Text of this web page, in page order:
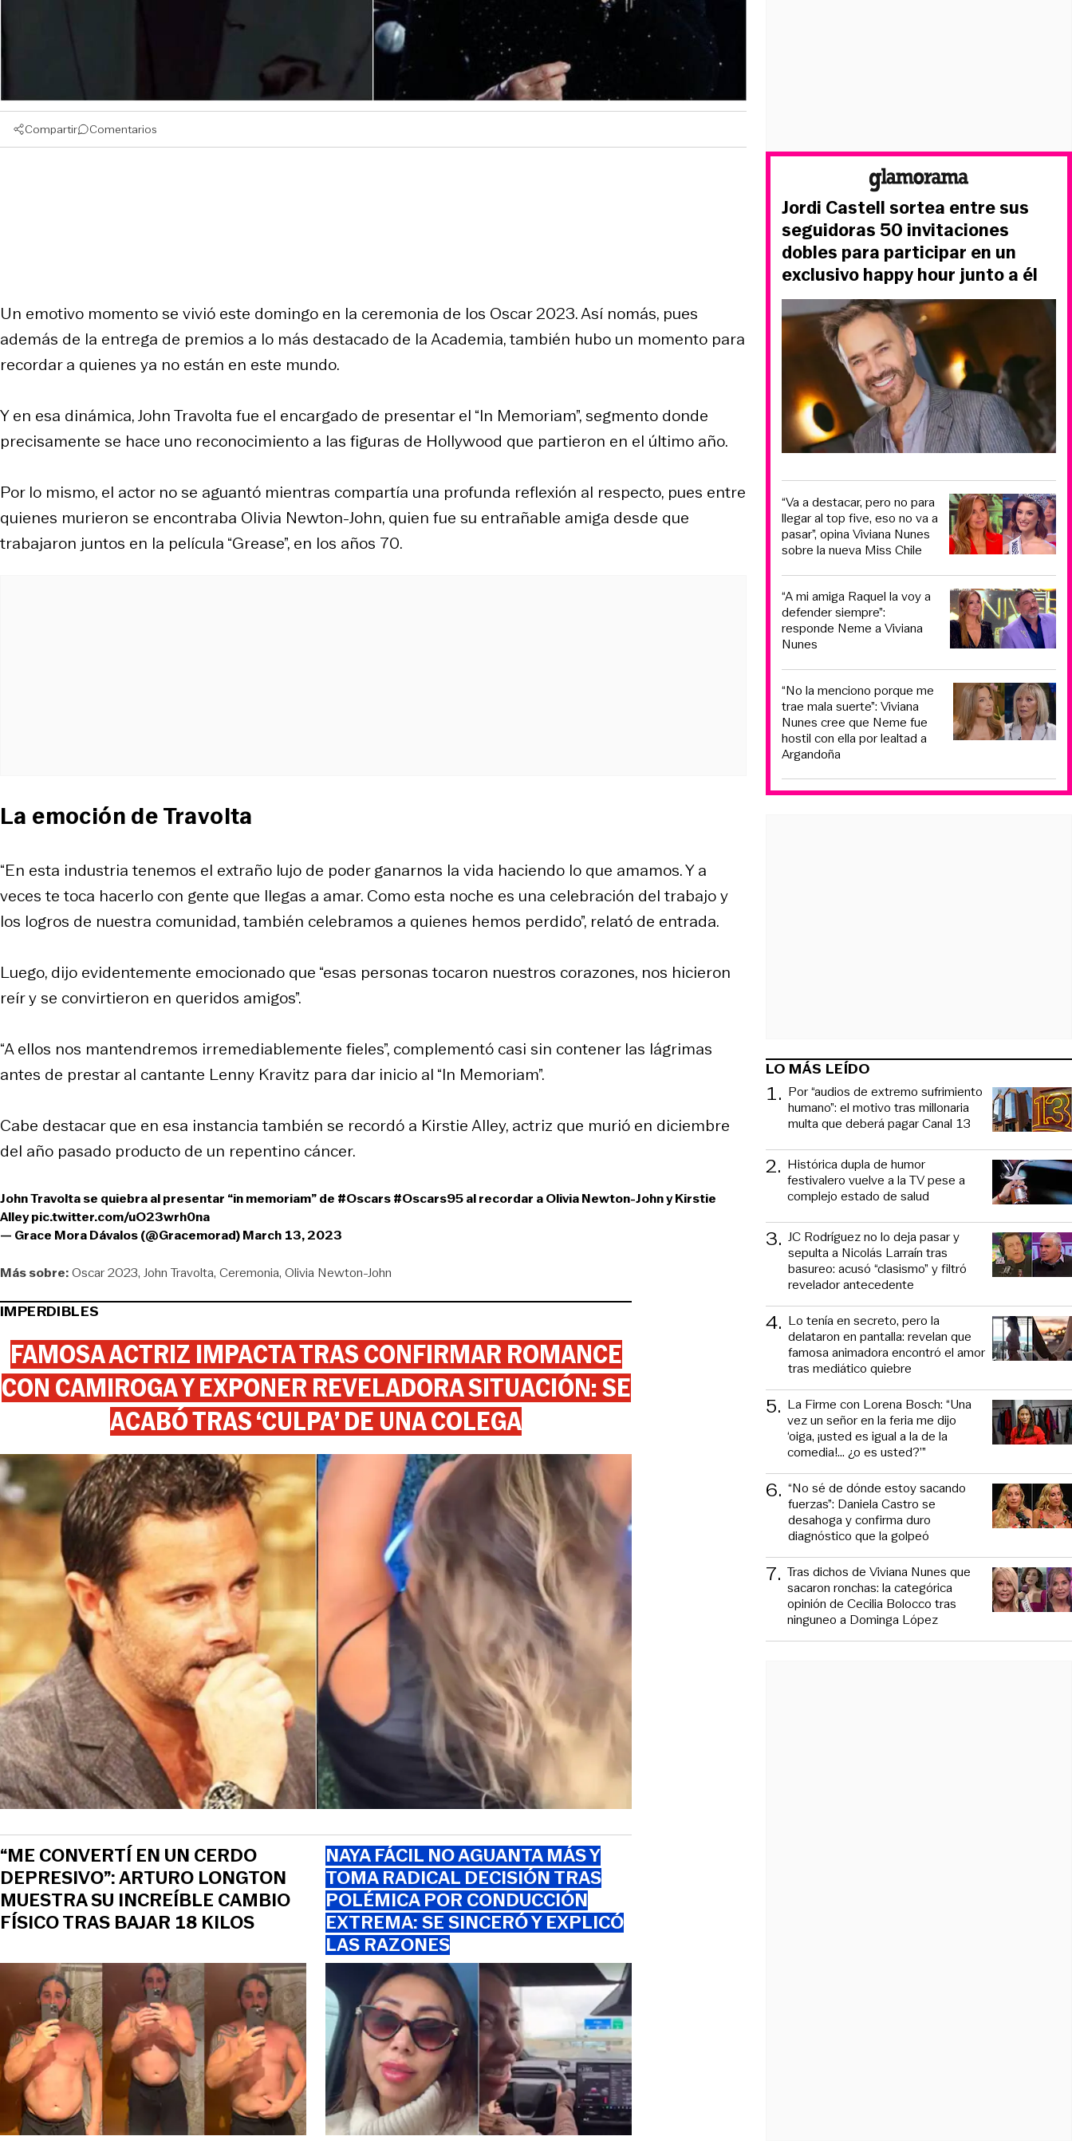
Compartir Comentarios
Un emotivo momento se vivió este domingo en la ceremonia de los Oscar 2023. Así nomás, pues
además de la entrega de premios a lo más destacado de la Academia, también hubo un momento para
recordar a quienes ya no están en este mundo.
Y en esa dinámica, John Travolta fue el encargado de presentar el “In Memoriam”, segmento donde
precisamente se hace uno reconocimiento a las figuras de Hollywood que partieron en el último año.
Por lo mismo, el actor no se aguantó mientras compartía una profunda reflexión al respecto, pues entre
quienes murieron se encontraba Olivia Newton-John, quien fue su entrañable amiga desde que
trabajaron juntos en la película “Grease”, en los años 70.
La emoción de Travolta
“En esta industria tenemos el extraño lujo de poder ganarnos la vida haciendo lo que amamos. Y a
veces te toca hacerlo con gente que llegas a amar. Como esta noche es una celebración del trabajo y
los logros de nuestra comunidad, también celebramos a quienes hemos perdido”, relató de entrada.
Luego, dijo evidentemente emocionado que “esas personas tocaron nuestros corazones, nos hicieron
reír y se convirtieron en queridos amigos”.
“A ellos nos mantendremos irremediablemente fieles”, complementó casi sin contener las lágrimas
antes de prestar al cantante Lenny Kravitz para dar inicio al “In Memoriam”.
Cabe destacar que en esa instancia también se recordó a Kirstie Alley, actriz que murió en diciembre
del año pasado producto de un repentino cáncer.
John Travolta se quiebra al presentar “in memoriam” de #Oscars#Oscars95al recordar a Olivia Newton-John y Kirstie
Alleypic.twitter.com/uO23wrh0na
— Grace Mora Dávalos (@Gracemorad)March 13, 2023
Más sobre:Oscar 2023 John Travolta Ceremonia Olivia Newton-John
IMPERDIBLES
FAMOSA ACTRIZ IMPACTA TRAS CONFIRMAR ROMANCE
CON CAMIROGA Y EXPONER REVELADORA SITUACIÓN: SE
ACABÓ TRAS ‘CULPA’ DE UNA COLEGA
“ME CONVERTÍ EN UN CERDO
DEPRESIVO”: ARTURO LONGTON
MUESTRA SU INCREÍBLE CAMBIO
FÍSICO TRAS BAJAR 18 KILOS
NAYA FÁCIL NO AGUANTA MÁS Y
TOMA RADICAL DECISIÓN TRAS
POLÉMICA POR CONDUCCIÓN
EXTREMA: SE SINCERÓ Y EXPLICÓ
LAS RAZONES
Jordi Castell sortea entre sus
seguidoras 50 invitaciones
dobles para participar en un
exclusivo happy hour junto a él
“Va a destacar, pero no para
llegar al top five, eso no va a
pasar”, opina Viviana Nunes
sobre la nueva Miss Chile
“A mi amiga Raquel la voy a
defender siempre”:
responde Neme a Viviana
Nunes
“No la menciono porque me
trae mala suerte”: Viviana
Nunes cree que Neme fue
hostil con ella por lealtad a
Argandoña
LO MÁS LEÍDO
1. Por “audios de extremo sufrimiento
humano”: el motivo tras millonaria
multa que deberá pagar Canal 13
2. Histórica dupla de humor
festivalero vuelve a la TV pese a
complejo estado de salud
3. JC Rodríguez no lo deja pasar y
sepulta a Nicolás Larraín tras
basureo: acusó “clasismo” y filtró
revelador antecedente
4. Lo tenía en secreto, pero la
delataron en pantalla: revelan que
famosa animadora encontró el amor
tras mediático quiebre
5. La Firme con Lorena Bosch: “Una
vez un señor en la feria me dijo
‘oiga, ¡usted es igual a la de la
comedia!... ¿o es usted?’”
6. “No sé de dónde estoy sacando
fuerzas”: Daniela Castro se
desahoga y confirma duro
diagnóstico que la golpeó
7. Tras dichos de Viviana Nunes que
sacaron ronchas: la categórica
opinión de Cecilia Bolocco tras
ninguneo a Dominga López